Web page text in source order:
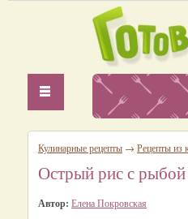
Кулинарные рецепты → Рецепты из
Острый рис с рыбой
Автор: Елена Покровская